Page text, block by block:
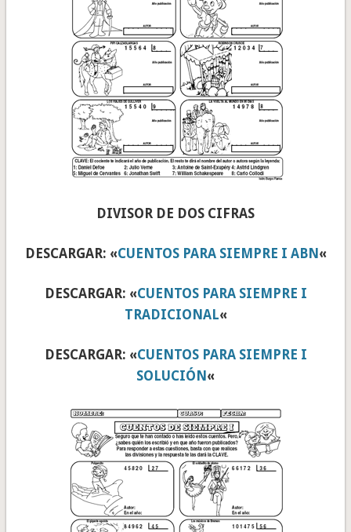
DIVISOR DE DOS CIFRAS
DESCARGAR: «CUENTOS PARA SIEMPRE I ABN «
DESCARGAR: «CUENTOS PARA SIEMPRE I
TRADICIONAL«
DESCARGAR: «CUENTOS PARA SIEMPRE I
SOLUCIÓN «